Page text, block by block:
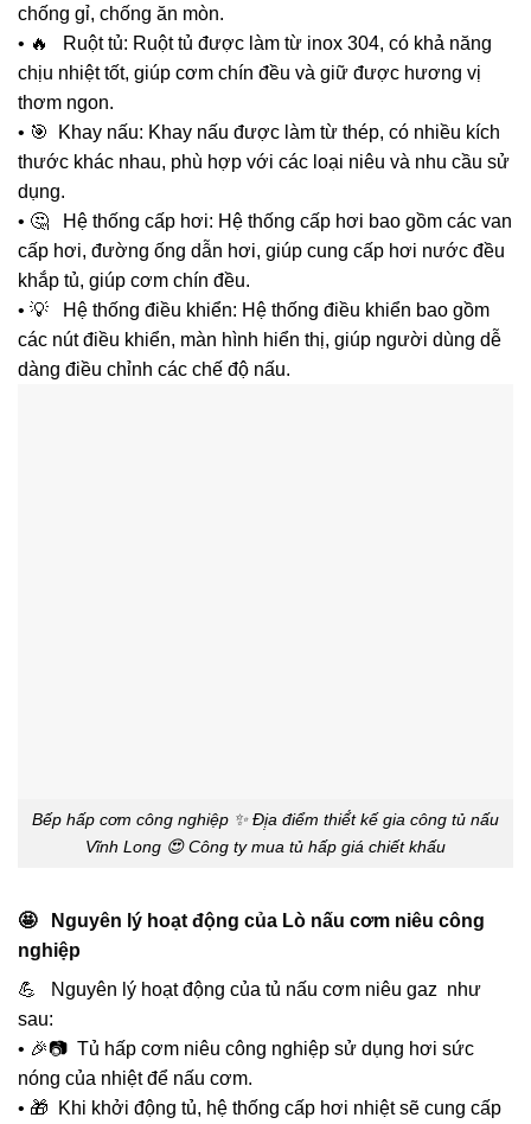
chống gỉ, chống ăn mòn.
• 🔥 Ruột tủ: Ruột tủ được làm từ inox 304, có khả năng
chịu nhiệt tốt, giúp cơm chín đều và giữ được hương vị
thơm ngon.
• 🎯 Khay nấu: Khay nấu được làm từ thép, có nhiều kích
thước khác nhau, phù hợp với các loại niêu và nhu cầu sử
dụng.
• 🤔 Hệ thống cấp hơi: Hệ thống cấp hơi bao gồm các van
cấp hơi, đường ống dẫn hơi, giúp cung cấp hơi nước đều
khắp tủ, giúp cơm chín đều.
• 💡 Hệ thống điều khiển: Hệ thống điều khiển bao gồm
các nút điều khiển, màn hình hiển thị, giúp người dùng dễ
dàng điều chỉnh các chế độ nấu.
Bếp hấp cơm công nghiệp ✨ Đị̣a điểm thiế́t kế gia công tủ nấu
Vĩnh Long 😍 Công ty mua tủ hấp giá chiết khấu
🤩 Nguyên lý hoạt động của Lò nấu cơm niêu công
nghiệp
💪 Nguyên lý hoạt động của tủ nấu cơm niêu gaz như
sau:
• 🎉📷 Tủ hấp cơm niêu công nghiệp sử dụng hơi sức
nóng của nhiệt để nấu cơm.
• 🎁 Khi khởi động tủ, hệ thống cấp hơi nhiệt sẽ cung cấp